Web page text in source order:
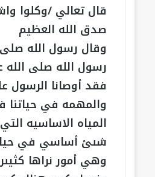
قال تعالي /وكلوا
صدق الله العظيم
وقال رسول الله
رسول الله صلى
فقد أوصانا الرسول
والمهمه في
المياه الاساسيه
شىئ أساسي في
وهي أمور نراها